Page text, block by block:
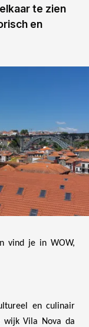
te zien
en
vind je in WOW,
en culinair
Vila Nova da